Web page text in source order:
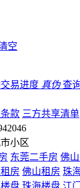
空
易进度 真伪 查
款 三方共享清单
小区
东莞二手房 佛
房 佛山租房 珠
盘 珠海楼盘 江